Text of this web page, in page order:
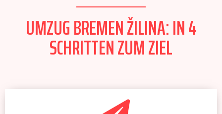
UMZUG BREMEN ŽILINA: IN 4
SCHRITTEN ZUM ZIEL